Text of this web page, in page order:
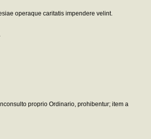
operaque caritatis impendere velint.
proprio Ordinario, prohibentur; item a